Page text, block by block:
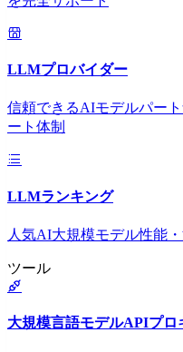
LLMプロバイダー
信頼できるAIモデルパー
ート体制
LLMランキング
人気AI大規模モデル性能
ツール
大規模言語モデルAPIプロ